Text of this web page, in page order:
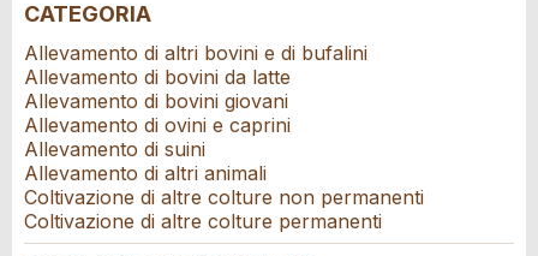
CHIUDI
REGISTRARSI
Scrivere un messaggio per tutte le persone da
contattare per questo annuncio.
CATEGORIA
Allevamento di altri bovini e di bufalini
Allevamento di bovini da latte
Allevamento di bovini giovani
Allevamento di ovini e caprini
Allevamento di suini
Allevamento di altri animali
Coltivazione di altre colture non permanenti
Coltivazione di altre colture permanenti